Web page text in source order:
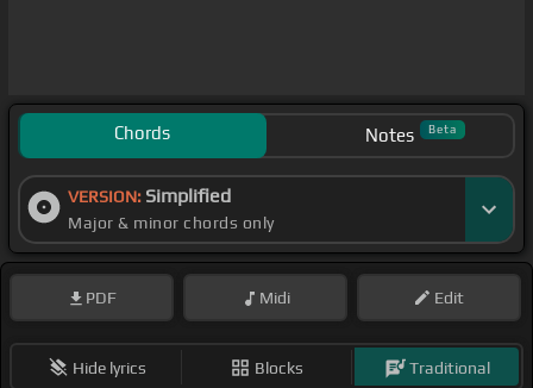
Chords Notes Beta
VERSION: Simplified
Major & minor chords only
PDF Midi Edit
Hide lyrics Blocks Traditional